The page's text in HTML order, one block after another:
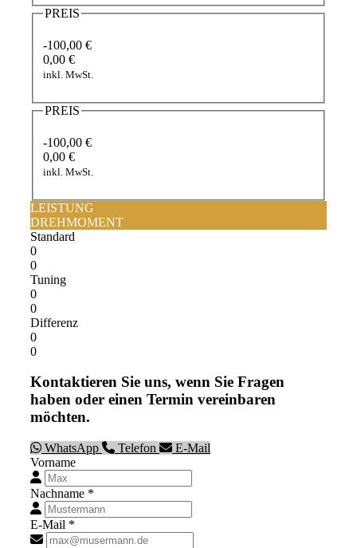
PREIS
-100,00 €
0,00 €
inkl. MwSt.
PREIS
-100,00 €
0,00 €
inkl. MwSt.
LEISTUNG
DREHMOMENT
Standard
0
0
Tuning
0
0
Differenz
0
0
Kontaktieren Sie uns, wenn Sie Fragen
haben oder einen Termin vereinbaren
möchten.
WhatsApp Telefon
E-Mail
Vorname
Nachname *
E-Mail *